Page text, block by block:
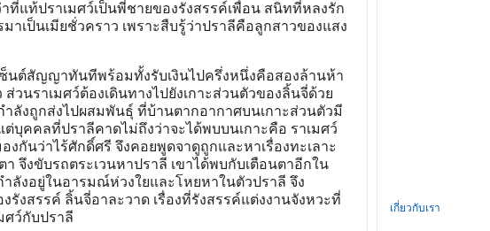
ที่แท้ปราเมศว์เป็นพี่ชายของรังสรรค์เพื่อน สนิทที่หลงรัก
เป็นเมียชั่วคราว เพราะสืบรู้ว่าปราลีคือลูกสาวของแสง
นต์สัญญาทันทีพร้อมทั้งรับเงินไปครึ่งหนึ่งคือสองล้านห้า
วนราเมศว์ต้องเดินทางไปยังเกาะส่วนตัวของลิ้นจี่ด้วย
ำลังถูกส่งไปผสมพันธุ์ ที่บ้านตากอากาศบนเกาะส่วนตัวมี
คคลที่ปราลีคาดไม่ถึงว่าจะได้พบบนเกาะคือ ราเมศว์
กันว่าไร้ศักดิ์ศรี จึงคอยพูดจาดูถูกและหาเรื่องทะเลาะ
า จึงขับรถตระเวนหาปราลี เขาได้พบกับเตือนตาอีกใน
ลังอยู่ในอารมณ์ห่วงใยและโหยหาในตัวปราลี จึง
รังสรรค์ ลิ้นจี่อาละวาด เรื่องที่รังสรรค์แต่งงานจังหวะที่
ศว์กับปราลี
เกี่ยวกับเรา